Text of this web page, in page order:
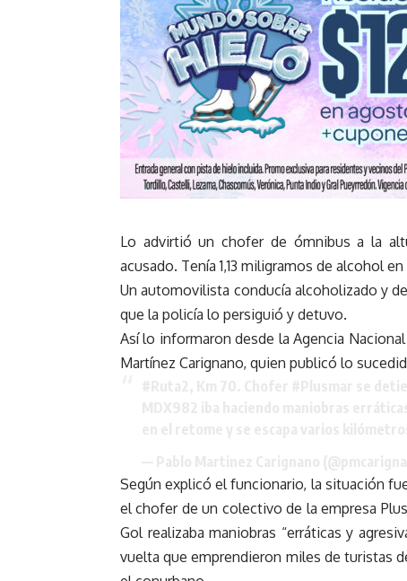
Lo advirtió un chofer de ómnibus a la
acusado. Tenía 1,13 miligramos de alcohol en
Un automovilista conducía alcoholizado y
que la policía lo persiguió y detuvo.
Así lo informaron desde la Agencia
Martínez Carignano, quien publicó lo
Según explicó el funcionario, la situación
el chofer de un colectivo de la empresa
Gol realizaba maniobras “erráticas y
vuelta que emprendieron miles de turistas